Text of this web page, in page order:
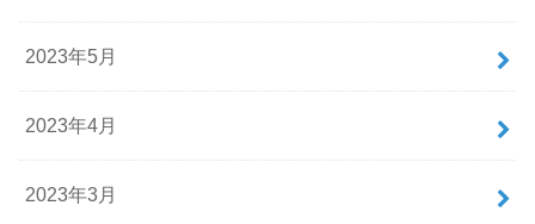
2023年5月
2023年4月
2023年3月